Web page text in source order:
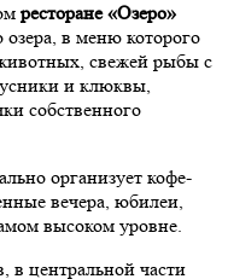
ресторане «Озеро»
в меню которого
свежей рыбы с
и клюквы,
собственного
организует кофе-
вечера, юбилеи,
высоком уровне.
в центральной части